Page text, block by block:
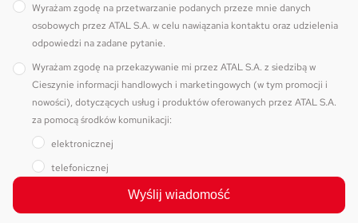
Wyślij wiadomość
Wyrażam zgodę na przetwarzanie podanych przeze mnie danych
osobowych przez ATAL S.A. w celu nawiązania kontaktu oraz udzielenia
odpowiedzi na zadane pytanie.
Wyrażam zgodę na przekazywanie mi przez ATAL S.A. z siedzibą w
Cieszynie informacji handlowych i marketingowych (w tym promocji i
nowości), dotyczących usług i produktów oferowanych przez ATAL S.A.
za pomocą środków komunikacji:
elektronicznej
telefonicznej